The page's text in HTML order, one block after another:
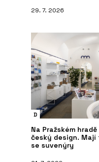
29. 7. 2026
D
Na Pražském
český design.
se suvenýry